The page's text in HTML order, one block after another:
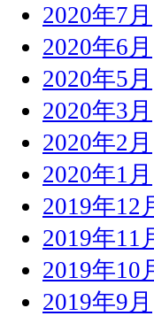
2020年7月
2020年6月
2020年5月
2020年3月
2020年2月
2020年1月
2019年12
2019年11
2019年10
2019年9月